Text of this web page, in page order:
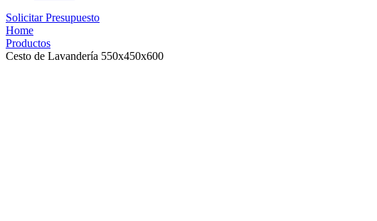
Solicitar Presupuesto
Home
Productos
Cesto de Lavandería 550x450x600